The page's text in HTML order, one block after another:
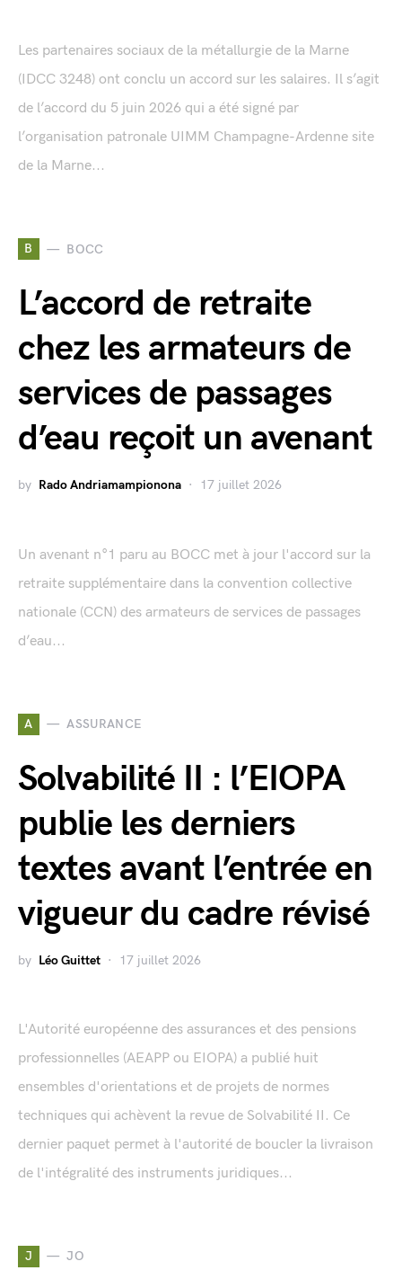
Les partenaires sociaux de la métallurgie de la Marne
(IDCC 3248) ont conclu un accord sur les salaires. Il s’agit
de l’accord du 5 juin 2026 qui a été signé par
l’organisation patronale UIMM Champagne-Ardenne site
de la Marne...
B BOCC
L’accord de retraite
chez les armateurs de
services de passages
d’eau reçoit un avenant
by Rado Andriamampionona 17 juillet 2026
Un avenant n°1 paru au BOCC met à jour l'accord sur la
retraite supplémentaire dans la convention collective
nationale (CCN) des armateurs de services de passages
d’eau...
A ASSURANCE
Solvabilité II : l’EIOPA
publie les derniers
textes avant l’entrée en
vigueur du cadre révisé
by Léo Guittet 17 juillet 2026
L'Autorité européenne des assurances et des pensions
professionnelles (AEAPP ou EIOPA) a publié huit
ensembles d'orientations et de projets de normes
techniques qui achèvent la revue de Solvabilité II. Ce
dernier paquet permet à l'autorité de boucler la livraison
de l'intégralité des instruments juridiques...
J JO